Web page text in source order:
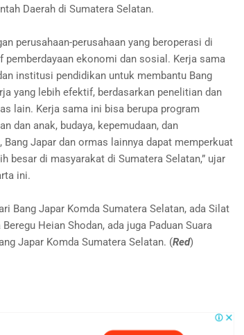
Daerah di Sumatera Selatan.
perusahaan-perusahaan yang beroperasi di
ekonomi dan sosial. Kerja sama
institusi pendidikan untuk membantu Bang
yang lebih efektif, berdasarkan penelitian dan
lain. Kerja sama ini bisa berupa program
dan anak, budaya, kepemudaan, dan
Bang Japar dan ormas lainnya dapat memperkuat
di masyarakat di Sumatera Selatan,” ujar
ini.
Bang Japar Komda Sumatera Selatan, ada Silat
Heian Shodan, ada juga Paduan Suara
Japar Komda Sumatera Selatan. (Red)